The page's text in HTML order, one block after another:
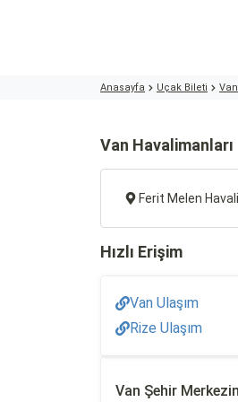
Anasayfa Uçak Bileti
Van Havalimanları
Ferit Melen
Hızlı Erişim
Van Ulaşım
Rize Ulaşım
Van Şehir